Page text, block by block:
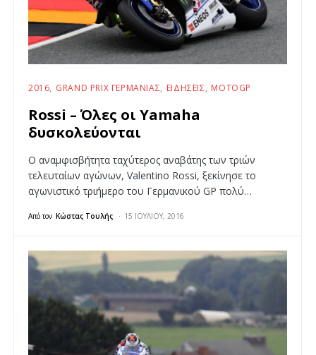
2016 GRAND PRIX ΓΕΡΜΑΝΊΑΣ ΕΙΔΉΣΕΙΣ MOTOGP
Rossi – Όλες οι Yamaha
δυσκολεύονται
Ο αναμφισβήτητα ταχύτερος αναβάτης των τριών
τελευταίων αγώνων, Valentino Rossi, ξεκίνησε το
αγωνιστικό τριήμερο του Γερμανικού GP πολύ…
Από τον Κώστας Τουλής 15 ΙΟΥΛΊΟΥ, 2016